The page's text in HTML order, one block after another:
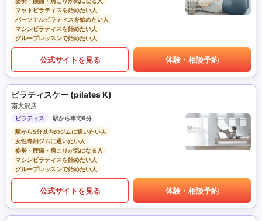
マットピラティスを始めたい人
パーソナルピラティスを始めたい人
マシンピラティスを始めたい人
グループレッスンで始めたい人
公式サイトを見る 体験・相談予約
ピラティスケー (pilates K)
南大沢店
ピラティス
駅から車で9分
駅から5分以内のジムに通いたい人
女性専用ジムに通いたい人
姿勢・腰痛・肩こりが気になる人
マシンピラティスを始めたい人
グループレッスンで始めたい人
公式サイトを見る 体験・相談予約